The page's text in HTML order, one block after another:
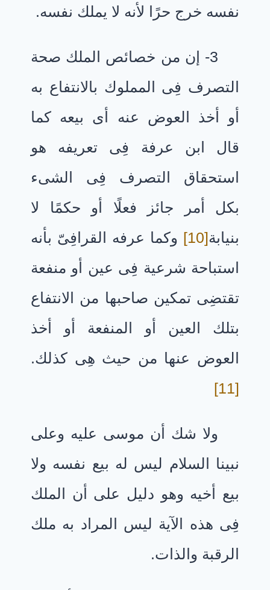
نفسه خرج حرًا لأنه لا يملك نفسه.
3- إن من خصائص الملك صحة
التصرف فِى المملوك بالانتفاع به
أو أخذ العوض عنه أى بيعه كما
قال ابن عرفة فِى تعريفه هو
استحقاق التصرف فِى الشىء
بكل أمر جائز فعلًا أو حكمًا لا
بنيابة[10]
وكما عرفه القرافِىّ بأنه
استباحة شرعية فِى عين أو منفعة
تقتضِى تمكين صاحبها من الانتفاع
بتلك العين أو المنفعة أو أخذ
العوض عنها من حيث هِى كذلك.
[11]
ولا شك أن موسى عليه وعلى
نبينا السلام ليس له بيع نفسه ولا
بيع أخيه وهو دليل على أن الملك
فِى هذه الآية ليس المراد به ملك
الرقبة والذات.